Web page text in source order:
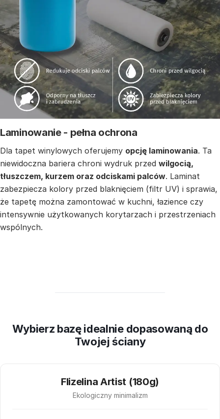
Laminowanie - pełna ochrona
Dla tapet winylowych oferujemy opcję laminowania. Ta
niewidoczna bariera chroni wydruk przed wilgocią,
tłuszczem, kurzem oraz odciskami palców. Laminat
zabezpiecza kolory przed blaknięciem (filtr UV) i sprawia,
że tapetę można zamontować w kuchni, łazience czy
intensywnie użytkowanych korytarzach i przestrzeniach
wspólnych.
Wybierz bazę idealnie dopasowaną do
Twojej ściany
Flizelina Artist (180g)
Ekologiczny minimalizm